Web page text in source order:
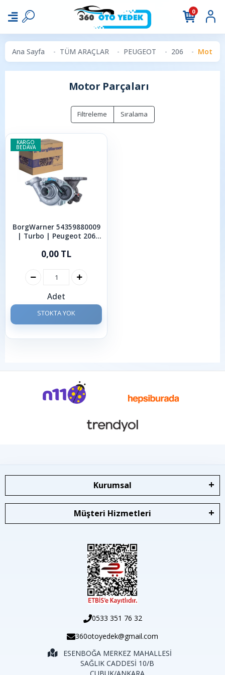
0
Ana Sayfa TÜM ARAÇLAR PEUGEOT 206 Motor
Motor Parçaları
Filtreleme Sıralama
KARGO
BEDAVA
BorgWarner 54359880009
| Turbo | Peugeot 206
8HX
0,00 TL
Adet
STOKTA YOK
Kurumsal
Müşteri Hizmetleri
0533 351 76 32
360otoyedek@gmail.com
ESENBOĞA MERKEZ MAHALLESİ
SAĞLIK CADDESİ 10/B